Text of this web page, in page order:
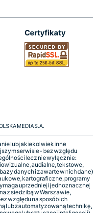
Certyfikaty
MEDIA S.A.
lub jakiekolwiek inne
serwisie - bez względu
lecz nie wyłącznie:
audialne, tekstowe,
danych i zawarte w nich dane)
kartograficzne, programy
uprzedniej i jednoznacznej
z siedzibą w Warszawie,
względu na sposób ich
lub zautomatyzowaną technikę,